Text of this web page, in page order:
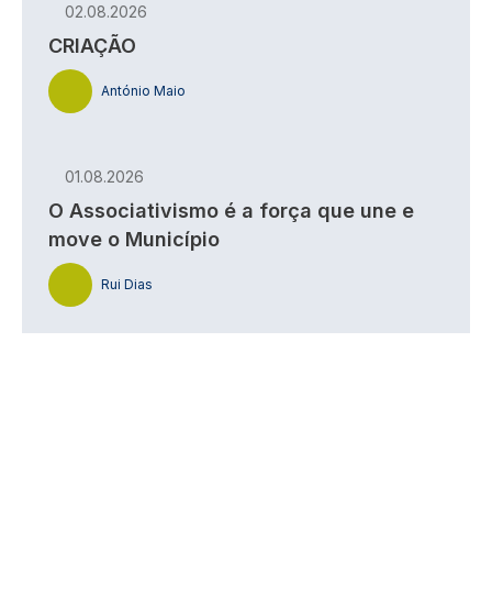
02.08.2026
CRIAÇÃO
António Maio
01.08.2026
O Associativismo é a força que une e
move o Município
Rui Dias